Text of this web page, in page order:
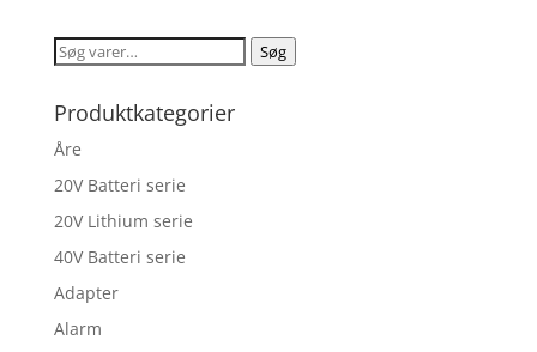
Søg
Søg
Produktkategorier
Åre
20V Batteri serie
20V Lithium serie
40V Batteri serie
Adapter
Alarm